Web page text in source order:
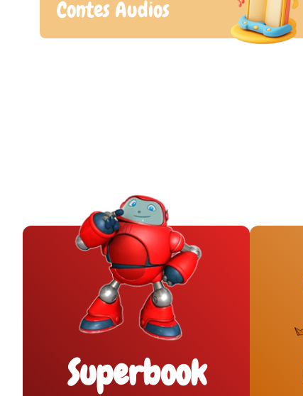
Contes Audios
Superbook